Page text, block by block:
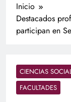
Inicio
Destacados
participan en
CIENCIAS
FACULTADES